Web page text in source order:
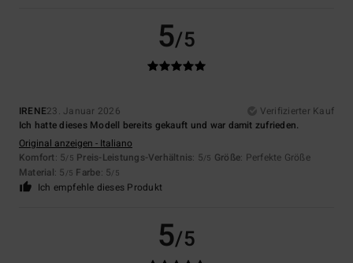
5/5
IRENE23. Januar 2026
Verifizierter Kauf
Ich hatte dieses Modell bereits gekauft und war damit zufrieden.
Original anzeigen - Italiano
Komfort: 5/5 Preis-Leistungs-Verhältnis: 5/5 Größe: Perfekte Größe
Material: 5 /5 Farbe: 5/5
Ich empfehle dieses Produkt
5/5